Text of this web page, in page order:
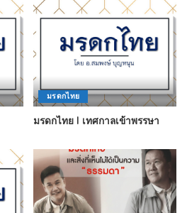
มรดกไทย
มรดกไทย l เทศกาลเข้าพรรษา